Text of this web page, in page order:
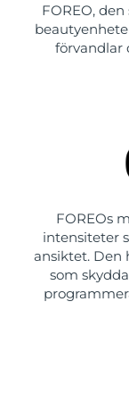
FOREO,
förvandlar
FOREOs
intensiteter
ansiktet. Den
som